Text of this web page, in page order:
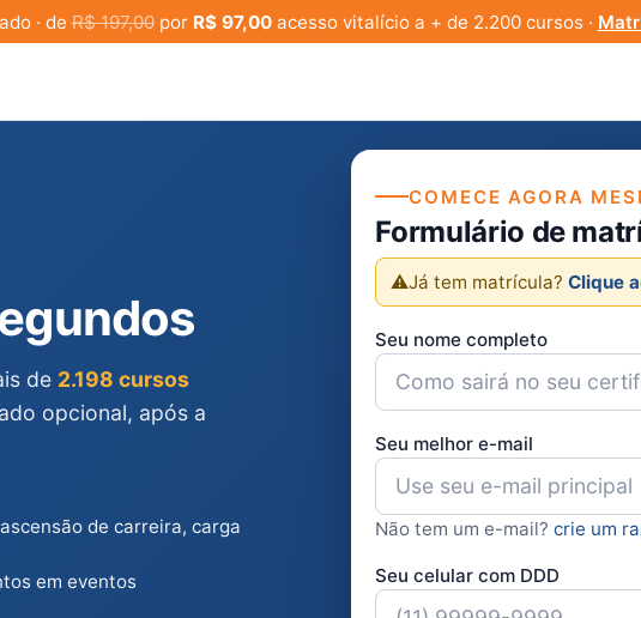
· deR$ 197,00por R$ 97,00acesso vitalício a + de 2.200 cursos ·
de 2.198 cursos
opcional, após a
de carreira, carga
em eventos
COMECE AGORA
Formulário de
⚠️Já tem matrícula?Clique
Seu nome completo
Seu melhor e-mail
Não tem um e-mail?crie um
Seu celular com DDD